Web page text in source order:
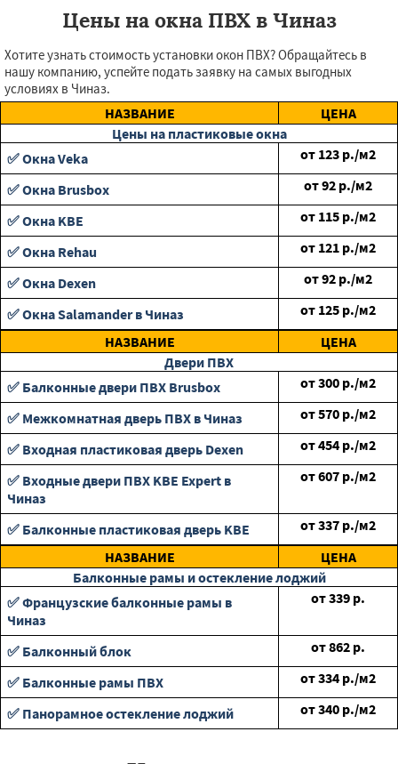
Цены на окна ПВХ в Чиназ
Хотите узнать стоимость установки окон ПВХ? Обращайтесь в
нашу компанию, успейте подать заявку на самых выгодных
условиях в Чиназ.
НАЗВАНИЕ
ЦЕНА
Цены на пластиковые окна
✅ Окна Veka
от 123 р./м2
✅ Окна Brusbox
от92 р./м2
✅ Окна KBE
от 115 р./м2
✅ Окна Rehau
от 121 р./м2
✅ Окна Dexen
от92 р./м2
✅ Окна Salamander в Чиназ
от 125 р./м2
НАЗВАНИЕ
ЦЕНА
Двери ПВХ
✅ Балконные двери ПВХ Brusbox
от300 р./м2
✅ Межкомнатная дверь ПВХ в Чиназ
от570 р./м2
✅ Входная пластиковая дверь Dexen
от454 р./м2
✅ Входные двери ПВХ KBE Expert в
Чиназ
от607 р./м2
✅ Балконные пластиковая дверь KBE от337 р./м2
НАЗВАНИЕ
ЦЕНА
Балконные рамы и остекление лоджий
✅ Французские балконные рамы в
Чиназ
от339 р.
✅ Балконный блок от862 р.
✅ Балконные рамы ПВХ
от334 р./м2
✅ Панорамное остекление лоджий
от340 р./м2